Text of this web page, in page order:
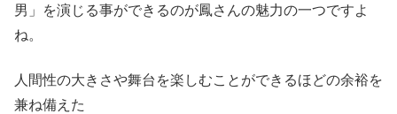
男」を演じる事ができるのが鳳さんの魅力の一つですよ
ね。
人間性の大きさや舞台を楽しむことができるほどの余裕を
兼ね備えた